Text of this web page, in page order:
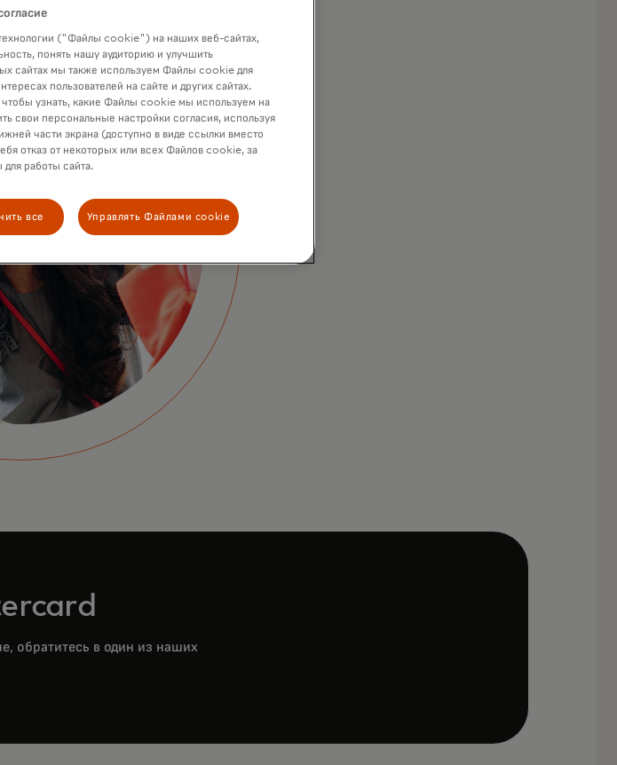
обратитесь в один из наших
("Файлы cookie") на наших веб-сайтах,
понять нашу аудиторию и улучшить
сайтах мы также используем Файлы cookie для
пользователей на сайте и других сайтах.
узнать, какие Файлы cookie мы используем на
свои персональные настройки согласия, используя
части экрана (доступно в виде ссылки вместо
отказ от некоторых или всех Файлов cookie, за
работы сайта.
все Управлять Файлами cookie